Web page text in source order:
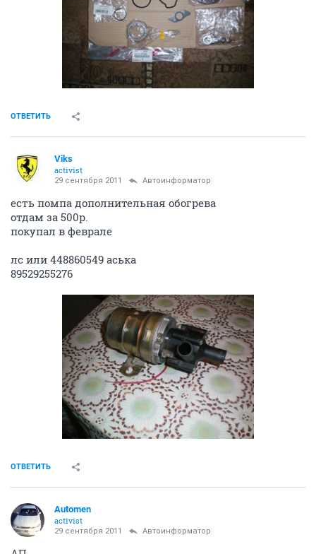
ОТВЕТИТЬ
Viks
activist
29 сентября 2011 Автоинформатор
есть помпа дополнительная обогрева
отдам за 500р.
покупал в феврале
лс или 448860549 аська
89529255276
ОТВЕТИТЬ
Automen
activist
29 сентября 2011 Автоинформатор